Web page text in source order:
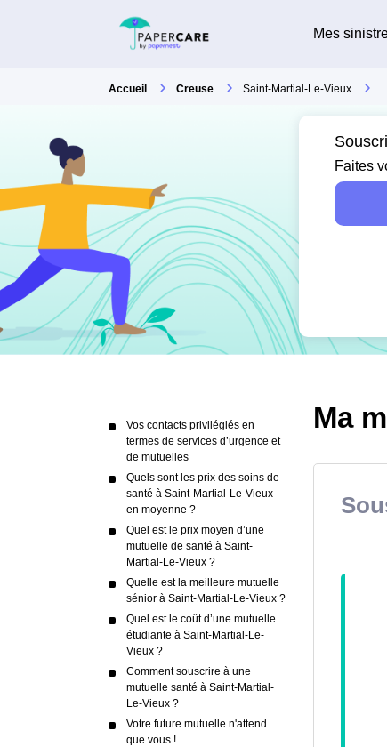
Mes
Accueil Creuse Saint-Martial-Le-Vieux
Faites
Vos contacts privilégiés en
termes de services d’urgence et
de mutuelles
Quels sont les prix des soins de
santé à Saint-Martial-Le-Vieux
en moyenne ?
Quel est le prix moyen d’une
mutuelle de santé à Saint-
Martial-Le-Vieux ?
Quelle est la meilleure mutuelle
sénior à Saint-Martial-Le-Vieux ?
Quel est le coût d’une mutuelle
étudiante à Saint-Martial-Le-
Vieux ?
Comment souscrire à une
mutuelle santé à Saint-Martial-
Le-Vieux ?
Votre future mutuelle n'attend
que vous !
Ma